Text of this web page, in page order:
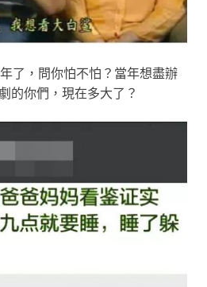
了，問你怕不怕？當年想盡辦
的你們，現在多大了？